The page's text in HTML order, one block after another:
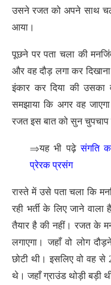
उसने रजत को अपने साथ
आया।
पूछने पर पता चला की
और वह दौड़ लगा कर
इंकार कर दिया की
समझाया कि अगर वह
रजत इस बात को सुन चुपचाप
⇒यह भी पढ़ेसंगति
प्रेरक प्रसंग
रास्ते में उसे पता चला कि
रही भर्ती के लिए जाने
तैयार है की नहीं। रजत के
लगाएगा। जहाँ वो लोग
छोटी थी। इसलिए वो वह से
थे। जहाँ ग्राउंड थोड़ी बड़ी